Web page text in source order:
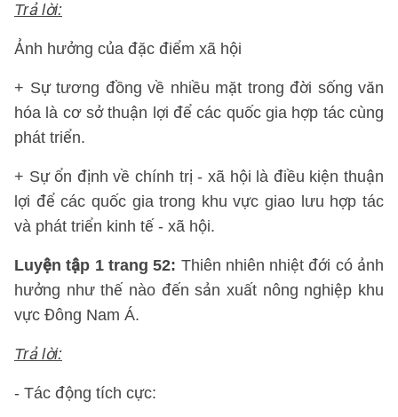
Trả lời:
Ảnh hưởng của đặc điểm xã hội
+ Sự tương đồng về nhiều mặt trong đời sống văn
hóa là cơ sở thuận lợi để các quốc gia hợp tác cùng
phát triển.
+ Sự ổn định về chính trị - xã hội là điều kiện thuận
lợi để các quốc gia trong khu vực giao lưu hợp tác
và phát triển kinh tế - xã hội.
Luyện tập 1 trang 52: Thiên nhiên nhiệt đới có ảnh
hưởng như thế nào đến sản xuất nông nghiệp khu
vực Đông Nam Á.
Trả lời:
- Tác động tích cực: